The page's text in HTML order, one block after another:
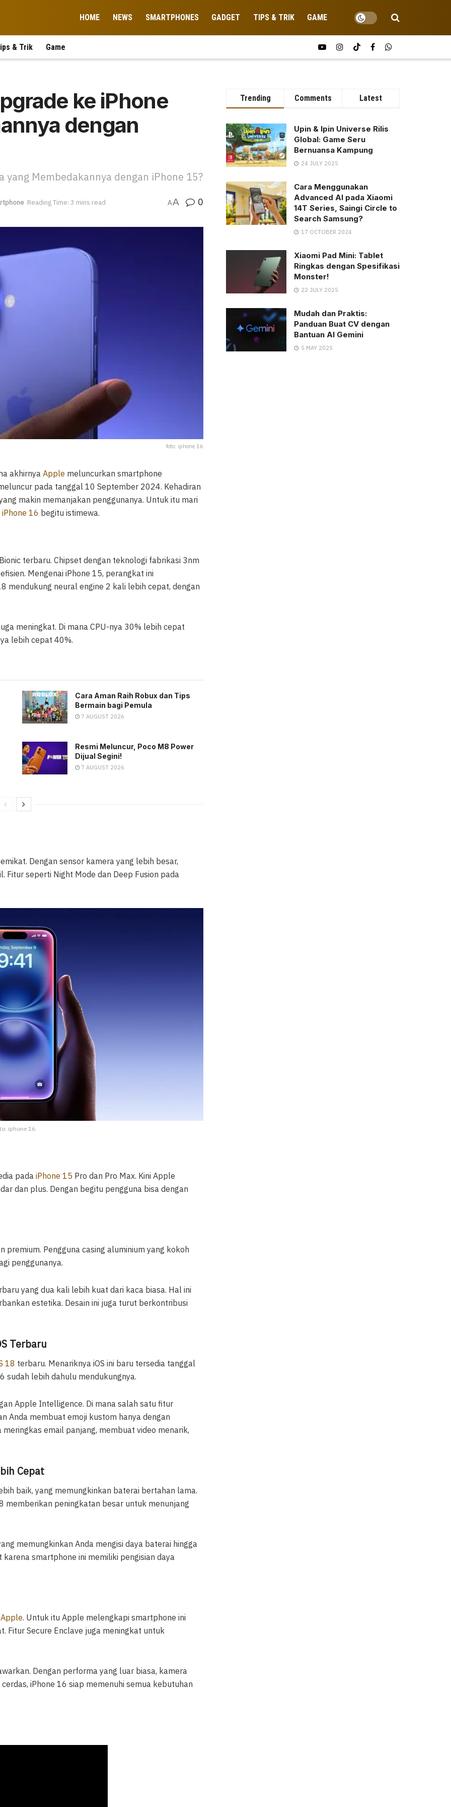
HOME NEWS SMARTPHONES GADGET TIPS & TRIK GAME
& Trik Game
ke iPhone
dengan
Membedakannya dengan iPhone 15?
Reading Time: 3 mins read AA 0
foto: iphone 16
akhirnya Apple meluncurkan smartphone
pada tanggal 10 September 2024. Kehadiran
makin memanjakan penggunanya. Untuk itu mari
iPhone 16 begitu istimewa.
terbaru. Chipset dengan teknologi fabrikasi 3nm
Mengenai iPhone 15, perangkat ini
mendukung neural engine 2 kali lebih cepat, dengan
meningkat. Di mana CPU-nya 30% lebih cepat
lebih cepat 40%.
Cara Aman Raih Robux dan Tips
Bermain bagi Pemula
7 AUGUST 2026
Resmi Meluncur, Poco M8 Power
Dijual Segini!
7 AUGUST 2026
Dengan sensor kamera yang lebih besar,
seperti Night Mode dan Deep Fusion pada
iphone 16
pada iPhone 15 Pro dan Pro Max. Kini Apple
dan plus. Dengan begitu pengguna bisa dengan
premium. Pengguna casing aluminium yang kokoh
penggunanya.
yang dua kali lebih kuat dari kaca biasa. Hal ini
estetika. Desain ini juga turut berkontribusi
Terbaru
18 terbaru. Menariknya iOS ini baru tersedia tanggal
sudah lebih dahulu mendukungnya.
Apple Intelligence. Di mana salah satu fitur
Anda membuat emoji kustom hanya dengan
email panjang, membuat video menarik,
Cepat
baik, yang memungkinkan baterai bertahan lama.
memberikan peningkatan besar untuk menunjang
memungkinkan Anda mengisi daya baterai hingga
smartphone ini memiliki pengisian daya
Apple. Untuk itu Apple melengkapi smartphone ini
Fitur Secure Enclave juga meningkat untuk
Dengan performa yang luar biasa, kamera
iPhone 16 siap memenuhi semua kebutuhan
Trending Comments Latest
Upin & Ipin Universe Rilis
Global: Game Seru
Bernuansa Kampung
24 JULY 2025
Cara Menggunakan
Advanced AI pada Xiaomi
14T Series, Saingi Circle to
Search Samsung?
17 OCTOBER 2024
Xiaomi Pad Mini: Tablet
Ringkas dengan Spesifikasi
Monster!
22 JULY 2025
Mudah dan Praktis:
Panduan Buat CV dengan
Bantuan AI Gemini
5 MAY 2025